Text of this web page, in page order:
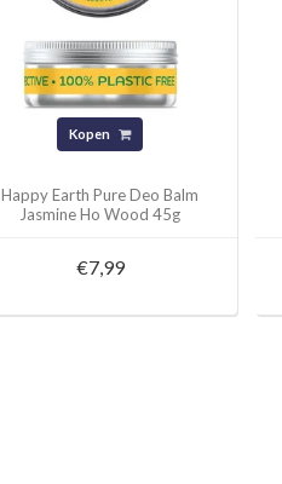
Kopen
Happy Earth Pure Deo Balm
Jasmine Ho Wood 45g
€7,99